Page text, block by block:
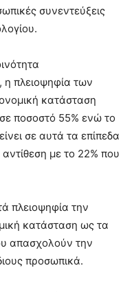
συνεντεύξεις
πλειοψηφία των
κατάσταση
ποσοστό 55% ενώ το
σε αυτά τα επίπεδα
με το 22% που
πλειοψηφία την
κατάσταση ως τα
απασχολούν την
προσωπικά.